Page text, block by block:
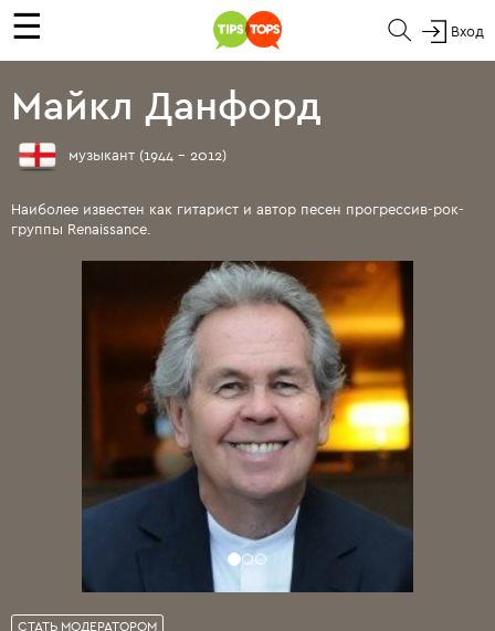
☰ Вход
Майкл Данфорд
музыкант (1944 - 2012)
Наиболее известен как гитарист и автор песен прогрессив-рок-
группы Renaissance.
СТАТЬ МОДЕРАТОРОМ